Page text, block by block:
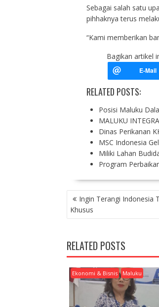
Sebagai salah satu
pihhaknya terus
“Kami memberikan
Bagikan artikel
RELATED POSTS:
Posisi Maluku
MALUKU
Dinas Perikanan
MSC Indonesia
Miliki Lahan
Program
P
O
S
N
A
V
G
Ingin Terangi Indonesia
Khusus
RELATED POSTS
Ekonomi & Bisnis Maluku